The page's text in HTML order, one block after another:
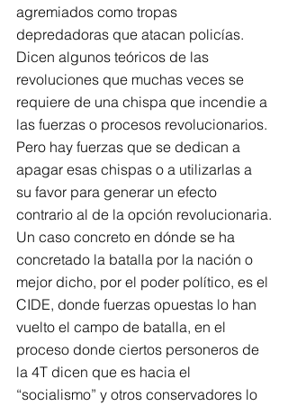
agremiados como tropas
depredadoras que atacan policías.
Dicen algunos teóricos de las
revoluciones que muchas veces se
requiere de una chispa que incendie a
las fuerzas o procesos revolucionarios.
Pero hay fuerzas que se dedican a
apagar esas chispas o a utilizarlas a
su favor para generar un efecto
contrario al de la opción revolucionaria.
Un caso concreto en dónde se ha
concretado la batalla por la nación o
mejor dicho, por el poder político, es el
CIDE, donde fuerzas opuestas lo han
vuelto el campo de batalla, en el
proceso donde ciertos personeros de
la 4T dicen que es hacia el
“socialismo” y otros conservadores lo